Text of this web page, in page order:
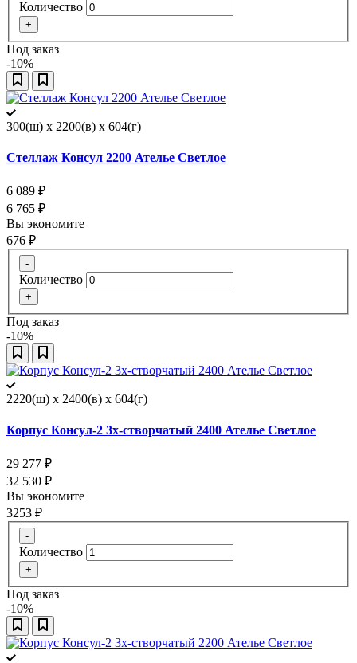
Количество
+
Под заказ
-10%
300(ш) x 2200(в) x 604(г)
Стеллаж Консул 2200 Ателье Светлое
6 089 ₽
6 765 ₽
Вы экономите
676 ₽
-
Количество
+
Под заказ
-10%
2220(ш) x 2400(в) x 604(г)
Корпус Консул-2 3х-створчатый 2400 Ателье Светлое
29 277 ₽
32 530 ₽
Вы экономите
3253 ₽
-
Количество
+
Под заказ
-10%